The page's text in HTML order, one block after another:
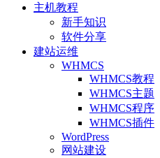
主机教程
新手知识
软件分享
建站运维
WHMCS
WHMCS教程
WHMCS主题
WHMCS程序
WHMCS插件
WordPress
网站建设